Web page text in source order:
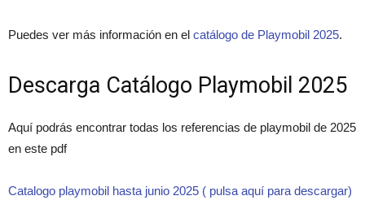
Puedes ver más información en el catálogo de Playmobil 2025.
Descarga Catálogo Playmobil 2025
Aquí podrás encontrar todas los referencias de playmobil de 2025
en este pdf
Catalogo playmobil hasta junio 2025 ( pulsa aquí para descargar)